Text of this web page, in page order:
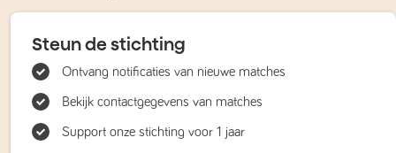
Steun de stichting
Ontvang notificaties van nieuwe matches
Bekijk contactgegevens van matches
Support onze stichting voor 1 jaar